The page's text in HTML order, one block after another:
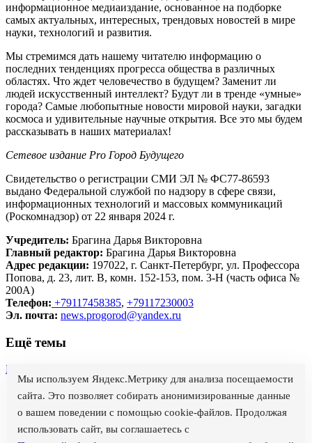
информационное медиаиздание, основанное на подборке
самых актуальных, интересных, трендовых новостей в мире
науки, технологий и развития.
Мы стремимся дать нашему читателю информацию о
последних тенденциях прогресса общества в различных
областях. Что ждет человечество в будущем? Заменит ли
людей искусственный интеллект? Будут ли в тренде «умные»
города? Самые любопытные новости мировой науки, загадки
космоса и удивительные научные открытия. Все это мы будем
рассказывать в наших материалах!
Сетевое издание Рrо Город Будущего
Свидетельство о регистрации СМИ ЭЛ № ФС77-86593
выдано Федеральной службой по надзору в сфере связи,
информационных технологий и массовых коммуникаций
(Роскомнадзор) от 22 января 2024 г.
Учредитель: Брагина Дарья Викторовна
Главный редактор: Брагина Дарья Викторовна
Адрес редакции: 197022, г. Санкт-Петербург, ул. Профессора
Попова, д. 23, лит. В, комн. 152-153, пом. 3-Н (часть офиса №
200А)
Телефон: +79117458385, +79117230003
Эл. почта: news.progorod@yandex.ru
Ещё темы
Политика
О проекте
Реклама
Политика обработки персональных данных
Мы используем Яндекс.Метрику для анализа посещаемости
сайта. Это позволяет собирать анонимизированные данные
о вашем поведении с помощью cookie-файлов. Продолжая
использовать сайт, вы соглашаетесь с